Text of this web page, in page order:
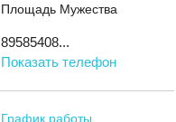
Площадь Мужества
89585408...
Показать телефон
График работы